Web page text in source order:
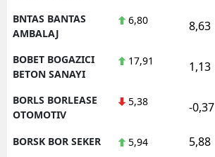
BNTAS BANTAS
AMBALAJ
6,80 8,63
BOBET BOGAZICI
BETON SANAYI
17,91 1,13
BORLS BORLEASE
OTOMOTIV
5,38 -0,37
BORSK BOR SEKER 5,94 5,88